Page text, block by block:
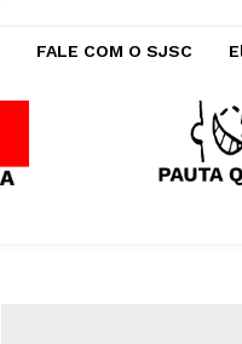
FALE COM O SJSC